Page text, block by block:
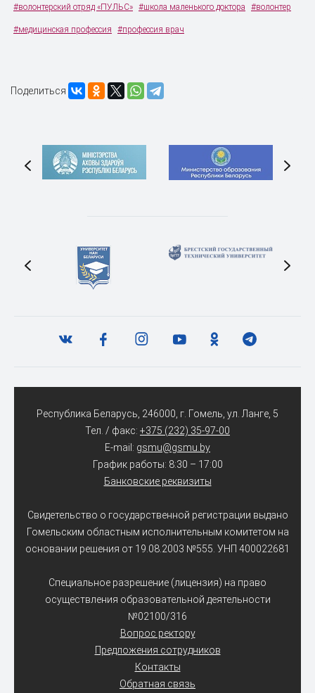
#волонтерский отряд «ПУЛЬС» #школа маленького доктора #волонтер
#медицинская профессия #профессия врач
Поделиться
Республика Беларусь, 246000, г. Гомель, ул. Ланге, 5
Тел. / факс: +375 (232) 35-97-00
E-mail: gsmu@gsmu.by
График работы: 8:30 – 17:00
Банковские реквизиты
Свидетельство о государственной регистрации выдано
Гомельским областным исполнительным комитетом на
основании решения от 19.08.2003 №555. УНП 400022681
Специальное разрешение (лицензия) на право
осуществления образовательной деятельности
№02100/316
Вопрос ректору
Предложения сотрудников
Контакты
Обратная связь